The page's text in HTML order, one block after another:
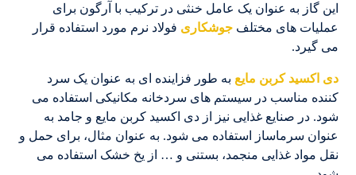
این گاز به عنوان یک عامل خنثی در ترکیب با آرگون برای
عملیات های مختلفجوشکاری فولاد نرم مورد استفاده قرار
می گیرد.
دی اکسید کربن مایع به طور فزاینده ای به عنوان یک سرد
کننده مناسب در سیستم های سردخانه مکانیکی استفاده می
شود. در صنایع غذایی نیز از دی اکسید کربن مایع و جامد به
عنوان سرماساز استفاده می شود. به عنوان مثال، برای حمل و
نقل مواد غذایی منجمد، بستنی و … از یخ خشک استفاده می